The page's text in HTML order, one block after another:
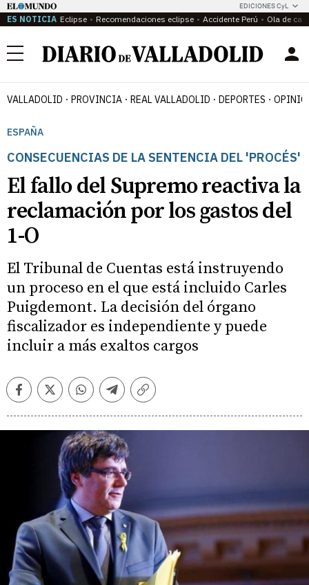
EDICIONES CyL
ES NOTICIA Eclipse Recomendaciones eclipse Accidente Perú Ola de
Menú
VALLADOLID PROVINCIA REAL VALLADOLID DEPORTES
ESPAÑA
CONSECUENCIAS DE LA SENTENCIA DEL 'PROCÉS'
El fallo del Supremo reactiva la
reclamación por los gastos del
1-O
El Tribunal de Cuentas está instruyendo
un proceso en el que está incluido Carles
Puigdemont. La decisión del órgano
fiscalizador es independiente y puede
incluir a más exaltos cargos
FacebookTwitterWhatsappTelegramCopiar